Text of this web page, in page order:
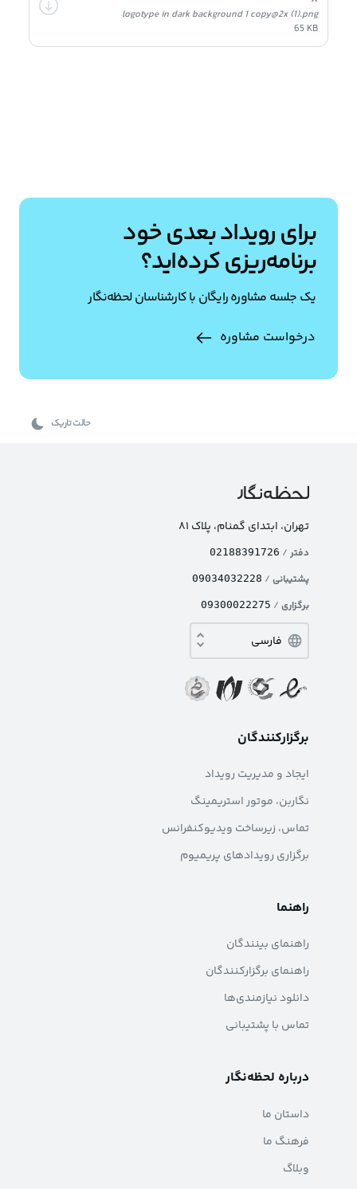
logotype in dark background 1 copy@2x (1).png
65 KB
برای رویداد بعدی خود
برنامه‌ریزی کرده‌اید؟
یک جلسه مشاوره رایگان با کارشناسان لحظه‌نگار
درخواست مشاوره
حالت تاریک
تهران، ابتدای گمنام، پلاک ۸۱
دفتر /
02188391726
پشتیبانی /
09034032228
برگزاری /
09300022275
برگزارکنندگان
ایجاد و مدیریت رویداد
نگاربن، موتور استریمینگ
تماس، زیرساخت ویدیوکنفرانس
برگزاری رویدادهای پریمیوم
راهنما
راهنمای بینندگان
راهنمای برگزارکنندگان
دانلود نیازمندی‌ها
تماس با پشتیبانی
درباره لحظه‌نگار
داستان ما
فرهنگ ما
وبلاگ